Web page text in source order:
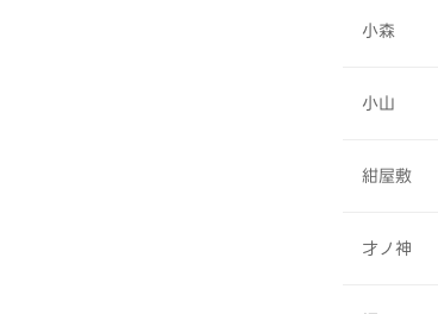
小森
小山
紺屋敷
才ノ神